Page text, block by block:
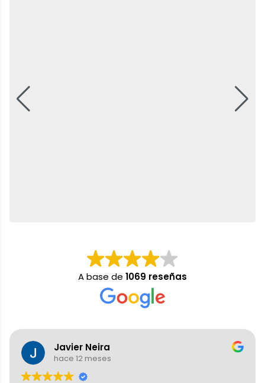
A base de 1069 reseñas
Javier Neira
hace 12 meses